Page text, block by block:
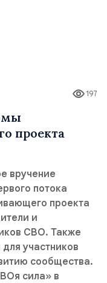
197
проекта
вручение
потока
проекта
и
СВО. Также
участников
сообщества.
сила» в